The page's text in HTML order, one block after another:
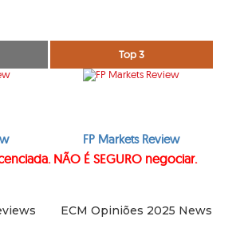
Top 3
FP Markets Review
NÃO É SEGURO negociar.
ECM Opiniões 2025 News